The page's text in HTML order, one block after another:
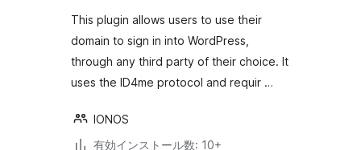
This plugin allows users to use their
domain to sign in into WordPress,
through any third party of their choice. It
uses the ID4me protocol and requir …
IONOS
有効インストール数: 10+